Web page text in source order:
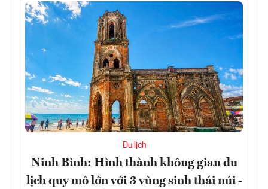
Du lịch
Ninh Bình: Hình thành không gian du
lịch quy mô lớn với 3 vùng sinh thái núi -